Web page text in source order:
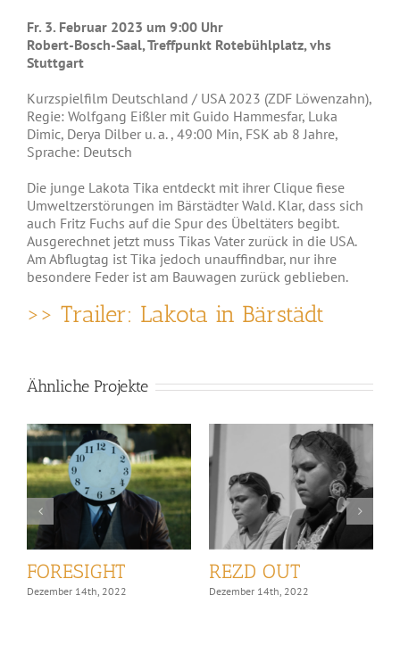
Fr. 3. Februar 2023 um 9:00 Uhr
Robert-Bosch-Saal, Treffpunkt Rotebühlplatz, vhs
Stuttgart
Kurzspielfilm Deutschland / USA 2023 (ZDF Löwenzahn),
Regie: Wolfgang Eißler mit Guido Hammesfar, Luka
Dimic, Derya Dilber u. a. , 49:00 Min, FSK ab 8 Jahre,
Sprache: Deutsch
Die junge Lakota Tika entdeckt mit ihrer Clique fiese
Umweltzerstörungen im Bärstädter Wald. Klar, dass sich
auch Fritz Fuchs auf die Spur des Übeltäters begibt.
Ausgerechnet jetzt muss Tikas Vater zurück in die USA.
Am Abflugtag ist Tika jedoch unauffindbar, nur ihre
besondere Feder ist am Bauwagen zurück geblieben.
>> Trailer: Lakota in Bärstädt
Ähnliche Projekte
FORESIGHT
Dezember 14th, 2022
REZD OUT
Dezember 14th, 2022